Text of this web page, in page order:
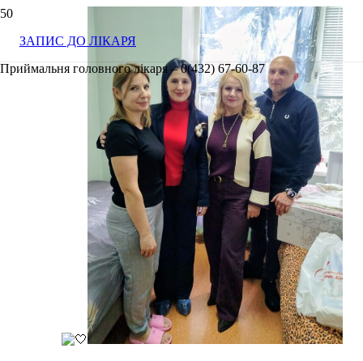
ЗАПИС ДО ЛІКАРЯ
Приймальня головного лікаря – 0(432) 67-60-87